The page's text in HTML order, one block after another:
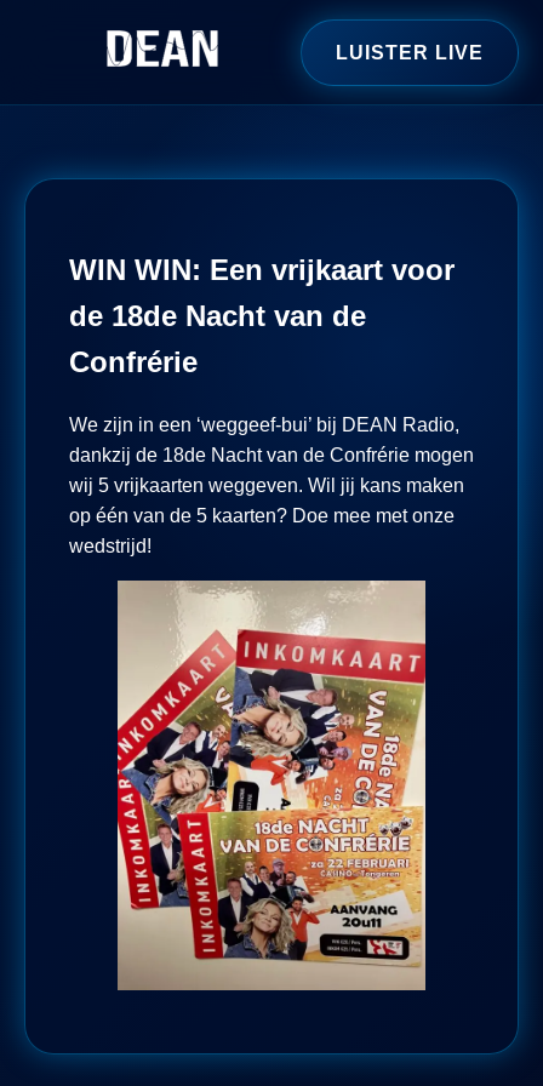
LUISTER LIVE
WIN WIN: Een vrijkaart voor
de 18de Nacht van de
Confrérie
We zijn in een ‘weggeef-bui’ bij DEAN Radio,
dankzij de 18de Nacht van de Confrérie mogen
wij 5 vrijkaarten weggeven. Wil jij kans maken
op één van de 5 kaarten? Doe mee met onze
wedstrijd!